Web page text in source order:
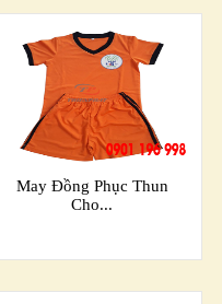
May Đồng Phục Thun
Cho...